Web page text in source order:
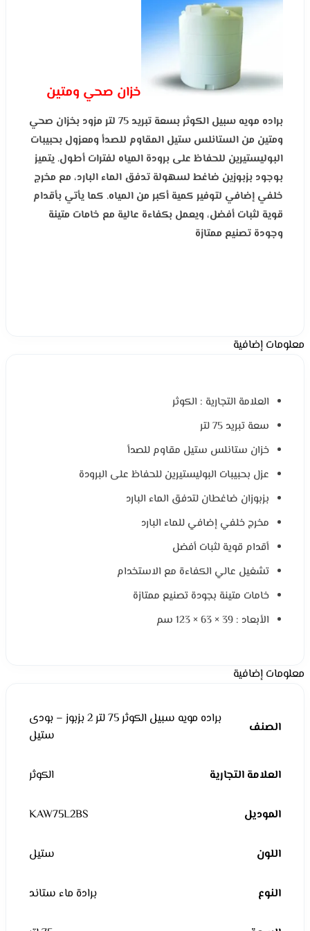
خزان صحي ومتين
براده مويه سبيل الكوثر بسعة تبريد 75 لتر مزود بخزان صحي
ومتين من الستانلس ستيل المقاوم للصدأ ومعزول بحبيبات
البوليستيرين للحفاظ على برودة المياه لفترات أطول. يتميز
بوجود بزبوزين ضاغط لسهولة تدفق الماء البارد، مع مخرج
خلفي إضافي لتوفير كمية أكبر من المياه. كما يأتي بأقدام
قوية لثبات أفضل، ويعمل بكفاءة عالية مع خامات متينة
وجودة تصنيع ممتازة
معلومات إضافية
العلامة التجارية : الكوثر
سعة تبريد 75 لتر
خزان ستانلس ستيل مقاوم للصدأ
عزل بحبيبات البوليستيرين للحفاظ على البرودة
بزبوزان ضاغطان لتدفق الماء البارد
مخرج خلفي إضافي للماء البارد
أقدام قوية لثبات أفضل
تشغيل عالي الكفاءة مع الاستخدام
خامات متينة بجودة تصنيع ممتازة
الأبعاد : 39 × 63 × 123 سم
معلومات إضافية
الصنف
براده مويه سبيل الكوثر 75 لتر 2 بزبوز – بودى
ستيل
العلامة التجارية الكوثر
الموديل KAW75L2BS
اللون ستيل
النوع برادة ماء ستاند